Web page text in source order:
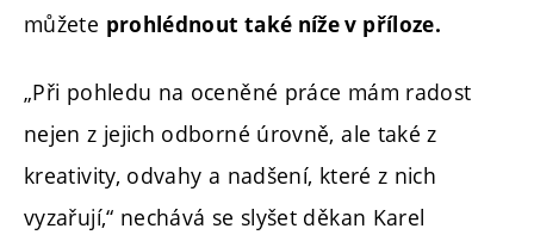
můžete prohlédnout také níže v příloze.
„Při pohledu na oceněné práce mám radost
nejen z jejich odborné úrovně, ale také z
kreativity, odvahy a nadšení, které z nich
vyzařují,“ nechává se slyšet děkan Karel